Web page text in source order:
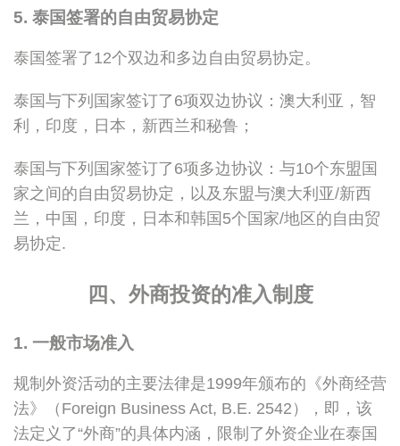
5. 泰国签署的自由贸易协定
泰国签署了12个双边和多边自由贸易协定。
泰国与下列国家签订了6项双边协议：澳大利亚，智
利，印度，日本，新西兰和秘鲁；
泰国与下列国家签订了6项多边协议：与10个东盟国
家之间的自由贸易协定，以及东盟与澳大利亚/新西
兰，中国，印度，日本和韩国5个国家/地区的自由贸
易协定.
四、外商投资的准入制度
1. 一般市场准入
规制外资活动的主要法律是1999年颁布的《外商经营
法》（Foreign Business Act, B.E. 2542），即，该
法定义了“外商”的具体内涵，限制了外资企业在泰国